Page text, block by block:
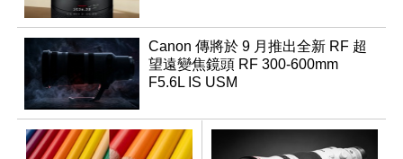
Canon 傳將於 9 月推出全新 RF 超
望遠變焦鏡頭 RF 300-600mm
F5.6L IS USM